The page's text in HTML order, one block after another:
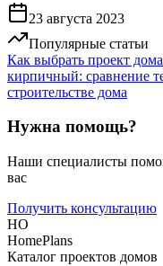
23 августа 2023
Популярные статьи
Как выбрать проект
кирпичный: сравнение
строительстве дома
Нужна помощь?
Наши специалисты
вас
Получить консультацию
HO
HomePlans
Каталог проектов домов